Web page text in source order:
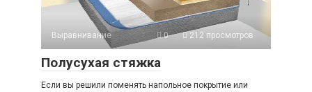
Выравнивание 0 212 просмотров
Полусухая стяжка
Если вы решили поменять напольное покрытие или